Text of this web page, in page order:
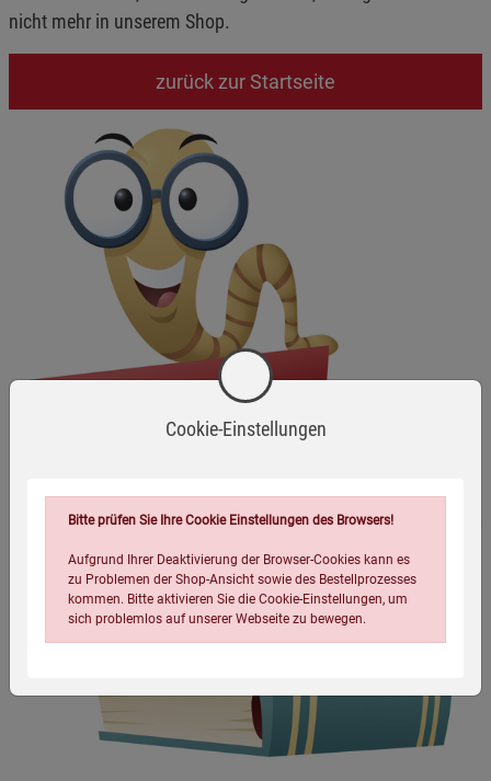
nicht mehr in unserem Shop.
zurück zur Startseite
Cookie-Einstellungen
Bitte prüfen Sie Ihre Cookie Einstellungen des Browsers!
Aufgrund Ihrer Deaktivierung der Browser-Cookies kann es
zu Problemen der Shop-Ansicht sowie des Bestellprozesses
kommen. Bitte aktivieren Sie die Cookie-Einstellungen, um
sich problemlos auf unserer Webseite zu bewegen.